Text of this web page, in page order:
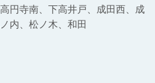
円寺南、下高井戸、成田西、成
内、松ノ木、和田